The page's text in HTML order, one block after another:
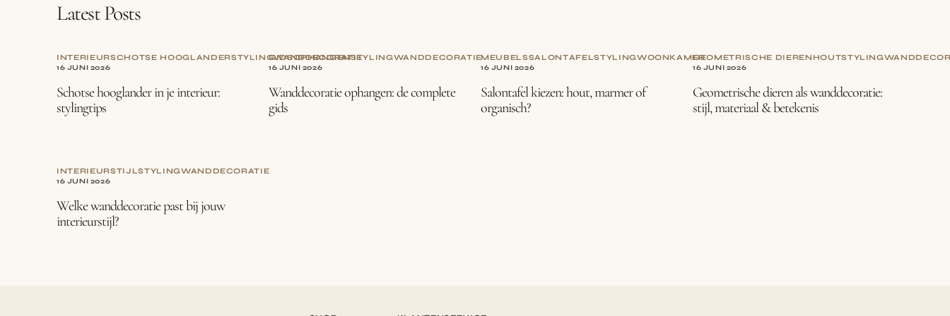
Latest Posts
INTERIEURSCHOTSE HOOGLANDERSTYLINGWANDDECORATIE
16 JUNI 2026
Schotse hooglander in je interieur:
stylingtips
GIDSOPHANGENSTYLINGWANDDECORATIE
16 JUNI 2026
Wanddecoratie ophangen: de complete
gids
MEUBELSSALONTAFELSTYLINGWOONKAMER
16 JUNI 2026
Salontafel kiezen: hout, marmer of
organisch?
GEOMETRISCHE DIERENHOUTSTYLING
16 JUNI 2026
Geometrische dieren als wanddecoratie:
stijl, materiaal & betekenis
INTERIEURSTIJLSTYLINGWANDDECORATIE
16 JUNI 2026
Welke wanddecoratie past bij jouw
interieurstijl?